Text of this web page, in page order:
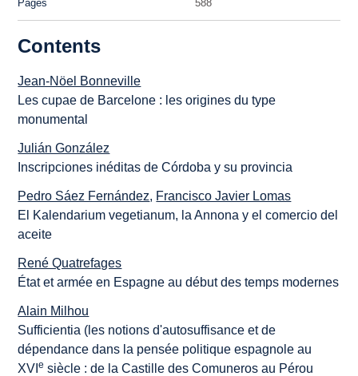
Pages 588
Contents
Jean-Nöel Bonneville
Les cupae de Barcelone : les origines du type
monumental
Julián González
Inscripciones inéditas de Córdoba y su provincia
Pedro Sáez Fernández, Francisco Javier Lomas
El Kalendarium vegetianum, la Annona y el comercio del
aceite
René Quatrefages
État et armée en Espagne au début des temps modernes
Alain Milhou
Sufficientia (les notions d'autosuffisance et de
dépendance dans la pensée politique espagnole au
XVIe siècle : de la Castille des Comuneros au Pérou